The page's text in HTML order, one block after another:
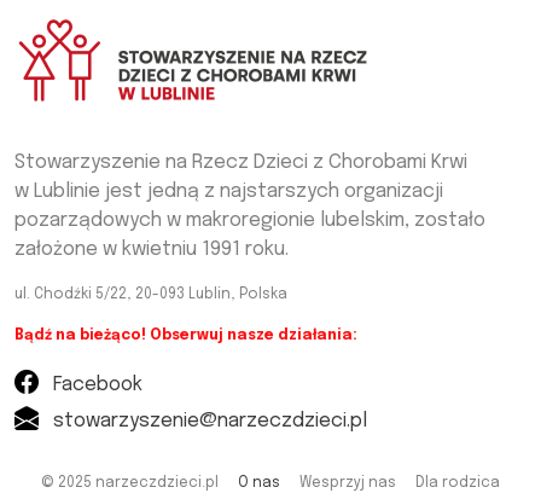
Stowarzyszenie na Rzecz Dzieci z Chorobami Krwi
w Lublinie jest jedną z najstarszych organizacji
pozarządowych w makroregionie lubelskim, zostało
założone w kwietniu 1991 roku.
ul. Chodźki 5/22, 20-093 Lublin, Polska
Bądź na bieżąco! Obserwuj nasze działania:
Facebook
stowarzyszenie@narzeczdzieci.pl
© 2025 narzeczdzieci.pl O nas Wesprzyj nas
Dla rodzica